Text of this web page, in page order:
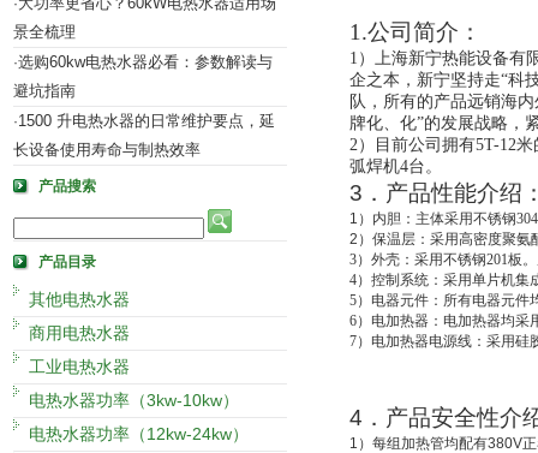
·
景全梳理
·选购60kw电热水器必看：参数解读与
避坑指南
·1500 升电热水器的日常维护要点，延
长设备使用寿命与制热效率
产品搜索
产品目录
其他电热水器
商用电热水器
工业电热水器
电热水器功率（3kw-10kw）
电热水器功率（12kw-24kw）
1.公司简介 ：
1） 上海新宁热能设备有
企之本 ， 新宁坚持走“科
队，所有的产品远销海
牌化、化”的发展战略，
2）目前公司拥有5T-12
弧焊机4台。
3 ．产品性能介绍
1 ） 内胆：主体采用不锈钢
2 ） 保温层：采用高密度聚氨
3）外壳：采用不锈钢201板
4）控制系统：采用单片机集
5）电器元件：所有电器元件
6）电加热器：电加热器均采
7）电加热器电源线：采用硅
4 ．产品安全性介
1 ）每组加热管均配有380V